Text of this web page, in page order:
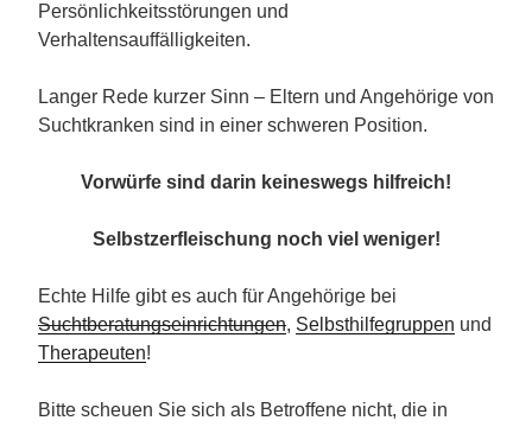
Persönlichkeitsstörungen und
Verhaltensauffälligkeiten.
Langer Rede kurzer Sinn – Eltern und Angehörige von
Suchtkranken sind in einer schweren Position.
Vorwürfe sind darin keineswegs hilfreich!
Selbstzerfleischung noch viel weniger!
Echte Hilfe gibt es auch für Angehörige bei
Suchtberatungseinrichtungen, Selbsthilfegruppen und
Therapeuten!
Bitte scheuen Sie sich als Betroffene nicht, die in